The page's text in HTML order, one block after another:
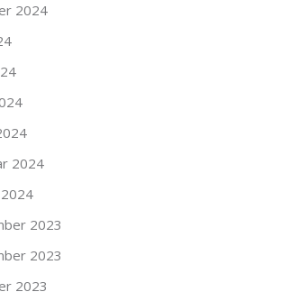
2024
2024
2024
2023
2023
2023